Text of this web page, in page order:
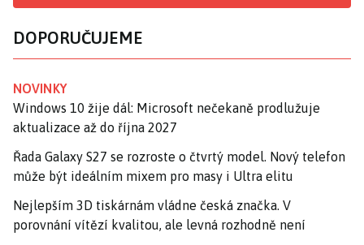
DOPORUČUJEME
NOVINKY
Windows 10 žije dál: Microsoft nečekaně prodlužuje
aktualizace až do října 2027
Řada Galaxy S27 se rozroste o čtvrtý model. Nový telefon
může být ideálním mixem pro masy i Ultra elitu
Nejlepším 3D tiskárnám vládne česká značka. V
porovnání vítězí kvalitou, ale levná rozhodně není